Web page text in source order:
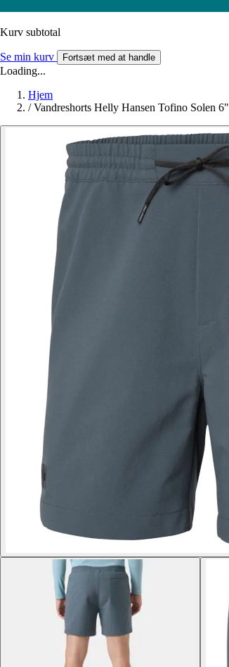
Kurv subtotal
Se min kurv Fortsæt med at handle
Loading...
Hjem
/ Vandreshorts Helly Hansen Tofino Solen 6"